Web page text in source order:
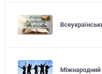
Міжнародний